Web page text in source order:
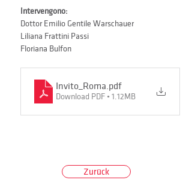
Intervengono:
Dottor Emilio Gentile Warschauer
Liliana Frattini Passi
Floriana Bulfon
Invito_Roma.pdf
Download PDF • 1.12MB
Zurück